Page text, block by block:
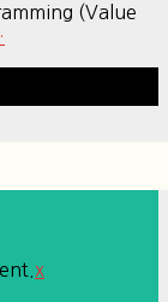
(Value
x